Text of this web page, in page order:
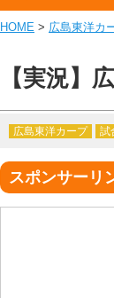
HOME > 広島東洋カ
【実況】
広島東洋カープ 試
スポンサーリ